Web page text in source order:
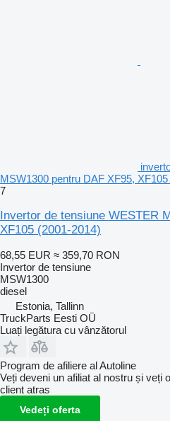
MSW1300 pentru DAF XF95,
7
Invertor de tensiune WESTER
XF105 (2001-2014)
68,55 EUR ≈ 359,70 RON
Invertor de tensiune
MSW1300
diesel
Estonia, Tallinn
TruckParts Eesti OÜ
Luați legătura cu vânzătorul
Program de afiliere al Autoline
Veți deveni un afiliat al nostru și veți
client atras
Vedeți oferta